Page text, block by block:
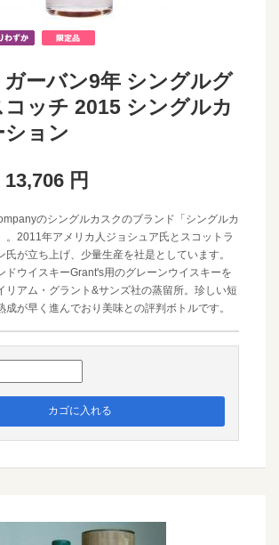
ガーバン9年 シングルグ
コッチ 2015 シングルカ
ョン
13,706 円
のシングルカスクのブランド「シングルカ
。2011年アメリカ人ジョシュア氏とスコットラ
氏が立ち上げ、少量生産を社是としています。
ドウイスキーGrant's用のグレーンウイスキーを
リアム・グラント&サンズ社の蒸留所。珍しい短
成が早く進んでおり美味との評判ボトルです。